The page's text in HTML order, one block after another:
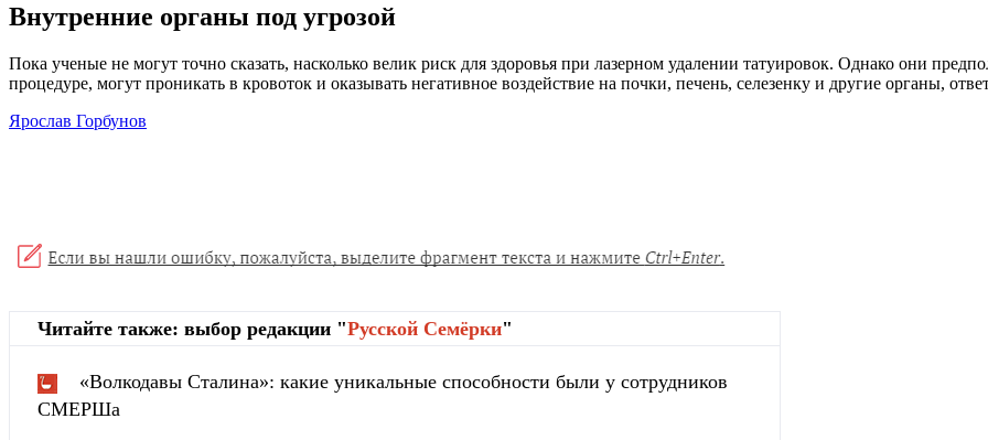
Внутренние органы под угрозой
Пока ученые не могут точно сказать, насколько велик риск для здоровья при лазерном удалении татуировок. Однако они
процедуре, могут проникать в кровоток и оказывать негативное воздействие на почки, печень, селезенку и другие органы,
Ярослав Горбунов
Читайте также: выбор редакции "Русской Cемёрки"
«Волкодавы Сталина»: какие уникальные способности были у сотрудников
СМЕРШа